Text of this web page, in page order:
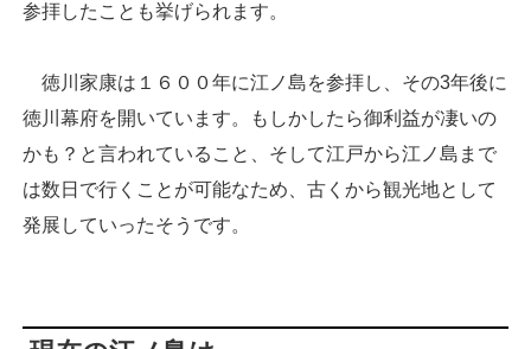
参拝したことも挙げられます。
徳川家康は１６００年に江ノ島を参拝し、その3年後に
徳川幕府を開いています。もしかしたら御利益が凄いの
かも？と言われていること、そして江戸から江ノ島まで
は数日で行くことが可能なため、古くから観光地として
発展していったそうです。